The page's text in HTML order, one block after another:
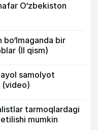
O‘zbekiston
bir
(II qism)
samolyot
(video)
tarmoqlardagi
mumkin